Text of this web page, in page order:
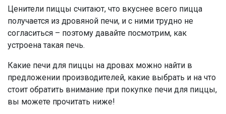
Ценители пиццы считают, что вкуснее всего пицца
получается из дровяной печи, и с ними трудно не
согласиться – поэтому давайте посмотрим, как
устроена такая печь.
Какие печи для пиццы на дровах можно найти в
предложении производителей, какие выбрать и на что
стоит обратить внимание при покупке печи для пиццы,
вы можете прочитать ниже!